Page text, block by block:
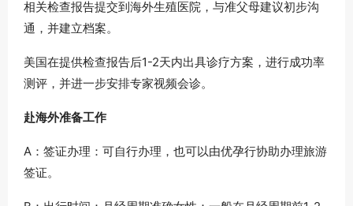
相关检查报告提交到海外生殖医院，与准父母建议初步沟
通，并建立档案。
美国在提供检查报告后1-2天内出具诊疗方案，进行成功率
测评，并进一步安排专家视频会诊。
赴海外准备工作
A：签证办理：可自行办理，也可以由优孕行协助办理旅游
签证。